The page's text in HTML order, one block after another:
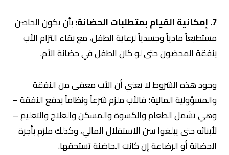
7. إمكانية القيام بمتطلبات الحضانة:
بأن يكون الحاضن
مستطيعاً مادياً وجسدياً لرعاية الطفل، مع بقاء التزام الأب
بنفقة المحضون حتى لو كان الطفل في حضانة الأم.
وجود هذه الشروط لا يعني أن الأب معفى من النفقة
والمسؤولية المالية؛ فالأب ملزم شرعاً ونظاماً بدفع النفقة –
وهي تشمل الطعام والكسوة والمسكن والعلاج والتعليم –
لأبنائه حتى يبلغوا سن الاستقلال المالي، وكذلك ملزم بأجرة
الحضانة أو الرضاعة إن كانت الحاضنة تستحقها.